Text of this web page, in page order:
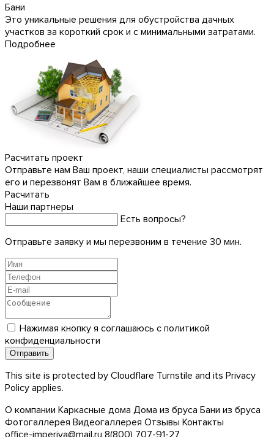
Бани
Это уникальные решения для обустройства дачных
участков за короткий срок и с минимальными затратами.
Подробнее
Расчитать проект
Отправьте нам Ваш проект, наши специалисты рассмотрят
его и перезвонят Вам в ближайшее время.
Расчитать
Наши партнеры
Есть вопросы?
Отправьте заявку и мы перезвоним в течение 30 мин.
Нажимая кнопку я соглашаюсь с политикой
конфиденциальности
This site is protected by Cloudflare Turnstile and its Privacy
Policy applies.
О компании Каркасные дома Дома из бруса Бани из бруса
Фотогаллерея Видеогаллерея Отзывы Контакты
office-imperiya@mail.ru 8(800) 707-91-27